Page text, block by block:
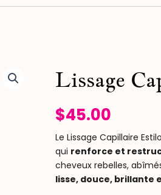
Lissage
$45.00
Le Lissage Capillaire
qui renforce et
cheveux rebelles,
lisse, douce, brillante